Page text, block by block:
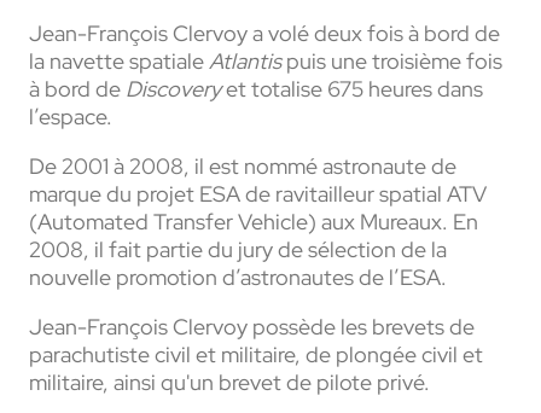
Jean-François Clervoy a volé deux fois à bord de
la navette spatialeAtlantispuis une troisième fois
à bord de Discoveryet totalise 675 heures dans
l’espace.
De 2001 à 2008, il est nommé astronaute de
marque du projet ESA de ravitailleur spatial ATV
(Automated Transfer Vehicle) aux Mureaux. En
2008, il fait partie du jury de sélection de la
nouvelle promotion d’astronautes de l’ESA.
Jean-François Clervoy possède les brevets de
parachutiste civil et militaire, de plongée civil et
militaire, ainsi qu'un brevet de pilote privé.